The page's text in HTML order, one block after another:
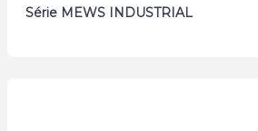
Série MEWS INDUSTRIAL